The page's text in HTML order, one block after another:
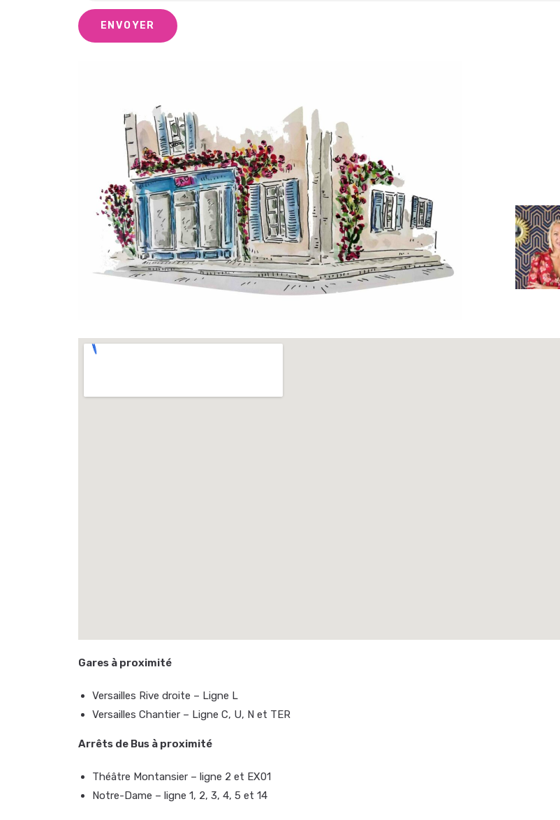
ENVOYER
Gares à proximité
Versailles Rive droite – Ligne L
Versailles Chantier – Ligne C, U, N et TER
Arrêts de Bus à proximité
Théâtre Montansier – ligne 2 et EX01
Notre-Dame – ligne 1, 2, 3, 4, 5 et 14